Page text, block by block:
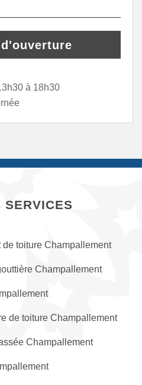
à 18h30
SERVICES
de toiture Champallement
Champallement
de toiture Champallement
Champallement